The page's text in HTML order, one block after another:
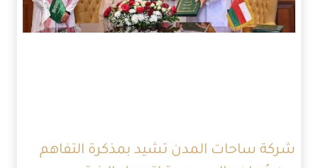
شركة ساحات المدن تشيد بمذكرة التفاهم